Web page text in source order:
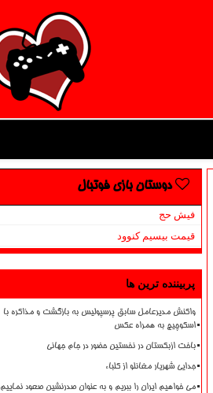
دوستان بازی فوتبال
فیش حج
قیمت بیسیم کنوود
پربیننده ترین ها
واکنش مدیرعامل سابق پرسپولیس به بازگشت و مذاکره با
اسکوچیچ به همراه عکس
باخت ازبکستان در نخستین حضور در جام جهانی
جدایی شهریار مغانلو از کلباء
می خواهیم ایران را ببریم و به عنوان صدرنشین صعود نماییم